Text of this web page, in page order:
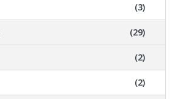
(3)
(29)
(2)
(2)